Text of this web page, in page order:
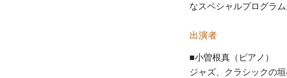
なスペシャルプログラム
出演者
■小曽根真（ピアノ）
ジャズ、クラシックの